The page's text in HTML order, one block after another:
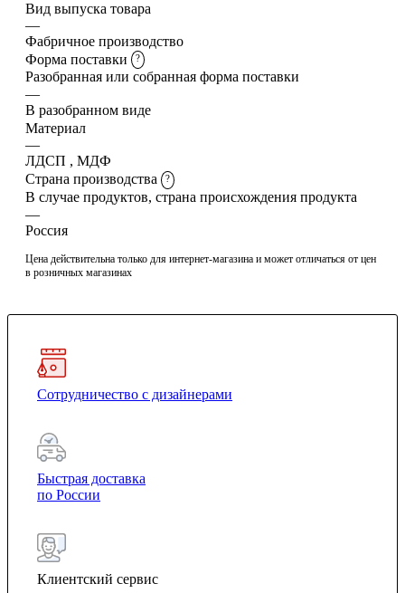
Вид выпуска товара
—
Фабричное производство
Форма поставки
?
Разобранная или собранная форма поставки
—
В разобранном виде
Материал
—
ЛДСП , МДФ
Страна производства
?
В случае продуктов, страна происхождения продукта
—
Россия
Цена действительна только для интернет-магазина и может отличаться от цен
в розничных магазинах
Сотрудничество с дизайнерами
Быстрая доставка
по России
Клиентский сервис